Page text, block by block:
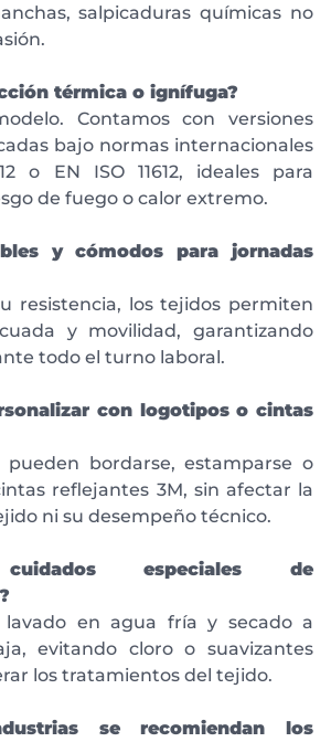
salpicaduras químicas no
térmica o ignífuga?
Contamos con versiones
bajo normas internacionales
o EN ISO 11612, ideales para
de fuego o calor extremo.
y cómodos para jornadas
resistencia, los tejidos permiten
y movilidad, garantizando
todo el turno laboral.
con logotipos o cintas
pueden bordarse, estamparse o
reflejantes 3M, sin afectar la
ni su desempeño técnico.
cuidados especiales de
lavado en agua fría y secado a
evitando cloro o suavizantes
los tratamientos del tejido.
se recomiendan los